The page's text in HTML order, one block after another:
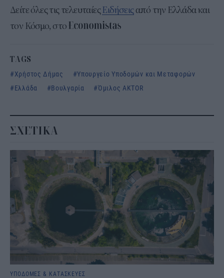
Δείτε όλες τις τελευταίεςΕιδήσειςαπό την Ελλάδα και
τον Κόσμο, στο
TAGS
Χρήστος Δήμας
Υπουργείο Υποδομών και Μεταφορών
Ελλάδα
Βουλγαρία Όμιλος AKTOR
ΣΧΕΤΙΚΑ
ΥΠΟΔΟΜΕΣ & ΚΑΤΑΣΚΕΥΕΣ